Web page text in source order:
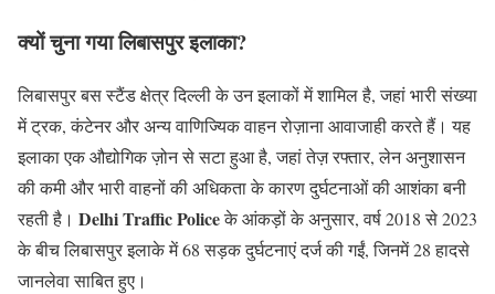
क्यों चुना गया लिबासपुर इलाका?
लिबासपुर बस स्टैंड क्षेत्र दिल्ली के उन इलाकों में शामिल है, जहां भारी संख्या
में ट्रक, कंटेनर और अन्य वाणिज्यिक वाहन रोज़ाना आवाजाही करते हैं। यह
इलाका एक औद्योगिक ज़ोन से सटा हुआ है, जहां तेज़ रफ्तार, लेन अनुशासन
की कमी और भारी वाहनों की अधिकता के कारण दुर्घटनाओं की आशंका बनी
रहती है। Delhi Traffic Policeके आंकड़ों के अनुसार, वर्ष 2018 से 2023
के बीच लिबासपुर इलाके में 68 सड़क दुर्घटनाएं दर्ज की गईं, जिनमें 28 हादसे
जानलेवा साबित हुए।